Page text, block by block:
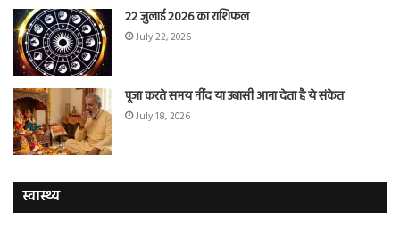
22 जुलाई 2026 का राशिफल
July 22, 2026
पूजा करते समय नींद या उबासी आना देता है ये संकेत
July 18, 2026
स्वास्थ्य